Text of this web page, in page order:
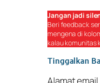
Jangan jadi
Beri feedback
mengena di
kalau komunitas
Tinggalkan